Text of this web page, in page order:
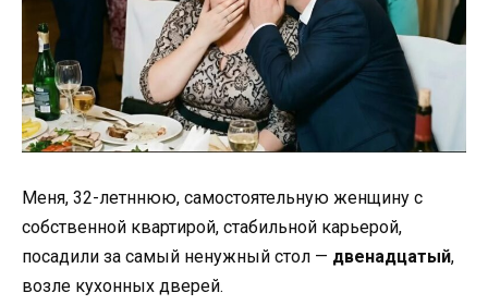
Меня, 32-летннюю, самостоятельную женщину с
собственной квартирой, стабильной карьерой,
посадили за самый ненужный стол — двенадцатый,
возле кухонных дверей.